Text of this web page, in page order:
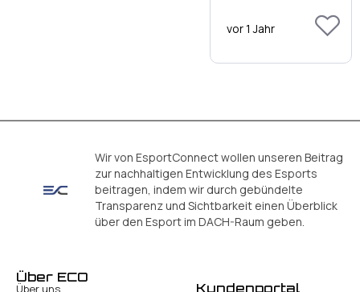
vor 1 Jahr
Wir von EsportConnect wollen unseren Beitrag
zur nachhaltigen Entwicklung des Esports
beitragen, indem wir durch gebündelte
Transparenz und Sichtbarkeit einen Überblick
über den Esport im DACH-Raum geben.
Über ECO
Über uns Kundenportal